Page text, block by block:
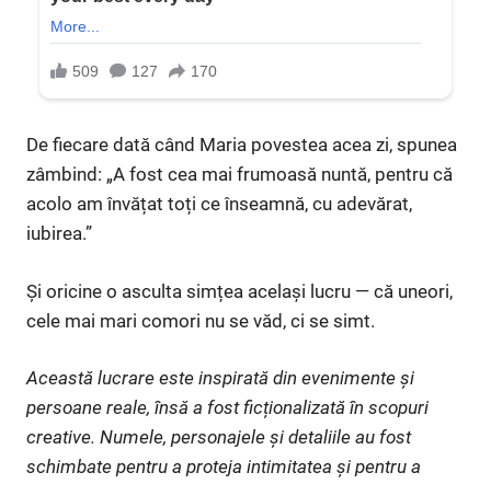
De fiecare dată când Maria povestea acea zi, spunea
zâmbind: „A fost cea mai frumoasă nuntă, pentru că
acolo am învățat toți ce înseamnă, cu adevărat,
iubirea.”
Și oricine o asculta simțea același lucru — că uneori,
cele mai mari comori nu se văd, ci se simt.
Această lucrare este inspirată din evenimente și
persoane reale, însă a fost ficționalizată în scopuri
creative. Numele, personajele și detaliile au fost
schimbate pentru a proteja intimitatea și pentru a